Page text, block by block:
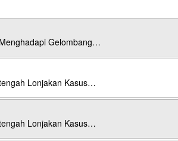
Gelombang…
Lonjakan Kasus…
Lonjakan Kasus…